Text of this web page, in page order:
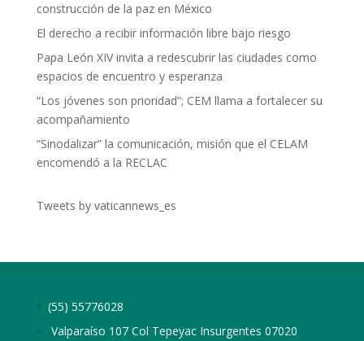
construcción de la paz en México
El derecho a recibir información libre bajo riesgo
Papa León XIV invita a redescubrir las ciudades como
espacios de encuentro y esperanza
“Los jóvenes son prioridad”; CEM llama a fortalecer su
acompañamiento
“Sinodalizar” la comunicación, misión que el CELAM
encomendó a la RECLAC
Tweets by vaticannews_es
(55) 55776028
Valparaíso 107 Col Tepeyac Insurgentes 07020